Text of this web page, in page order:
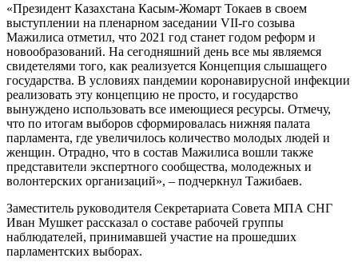
«Президент Казахстана Касым-Жомарт Токаев в своем
выступлении на пленарном заседании VII-го созыва
Мажилиса отметил, что 2021 год станет годом реформ и
новообразований. На сегодняшний день все мы являемся
свидетелями того, как реализуется Концепция слышащего
государства. В условиях пандемии коронавирусной инфекции
реализовать эту концепцию не просто, и государство
вынуждено использовать все имеющиеся ресурсы. Отмечу,
что по итогам выборов сформировалась нижняя палата
парламента, где увеличилось количество молодых людей и
женщин. Отрадно, что в состав Мажилиса вошли также
представители экспертного сообщества, молодежных и
волонтерских организаций», – подчеркнул Тажибаев.
Заместитель руководителя Секретариата Совета МПА СНГ
Иван Мушкет рассказал о составе рабочей группы
наблюдателей, принимавшей участие на прошедших
парламентских выборах.